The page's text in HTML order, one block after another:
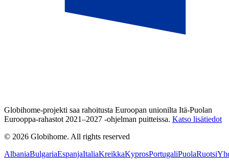
Globihome-projekti saa rahoitusta Euroopan unionilta Itä-Puolan
Eurooppa-rahastot 2021–2027 -ohjelman puitteissa. Katso lisätiedot
© 2026 Globihome. All rights reserved
AlbaniaBulgariaEspanjaItaliaKreikkaKyprosPortugaliPuolaRuotsi